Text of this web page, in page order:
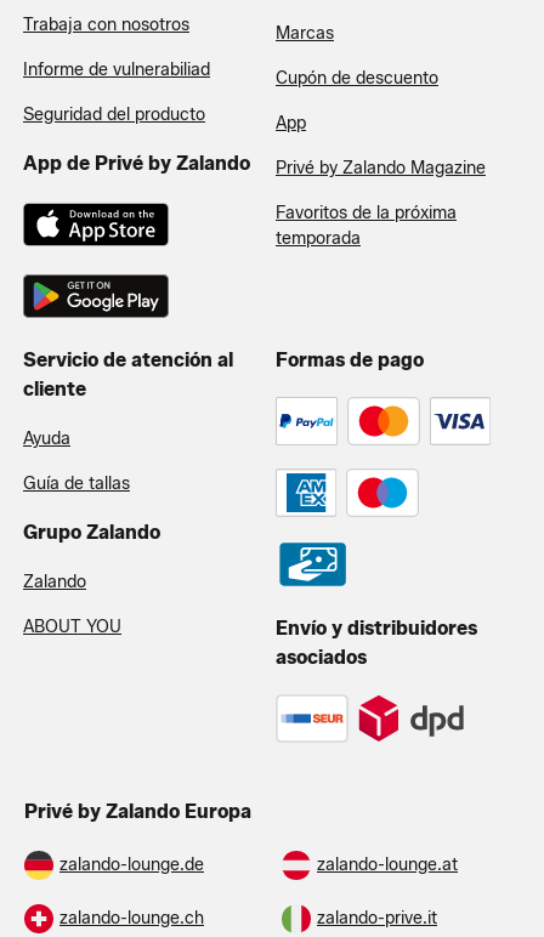
Trabaja con nosotros
Informe de vulnerabiliad
Seguridad del producto
App de Privé by Zalando
Marcas
Cupón de descuento
App
Privé by Zalando Magazine
Favoritos de la próxima
temporada
Servicio de atención al
cliente
Ayuda
Guía de tallas
Grupo Zalando
Zalando
ABOUT YOU
Formas de pago
Envío y distribuidores
asociados
Privé by Zalando Europa
zalando-lounge.de zalando-lounge.at
zalando-lounge.ch zalando-prive.it